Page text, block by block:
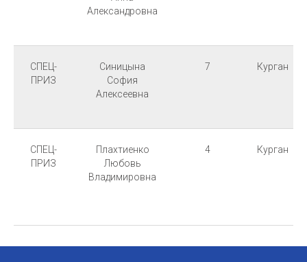
Александровна
СПЕЦ-
ПРИЗ
Синицына
София
Алексеевна
7 Курган
СПЕЦ-
ПРИЗ
Плахтиенко
Любовь
Владимировна
4 Курган